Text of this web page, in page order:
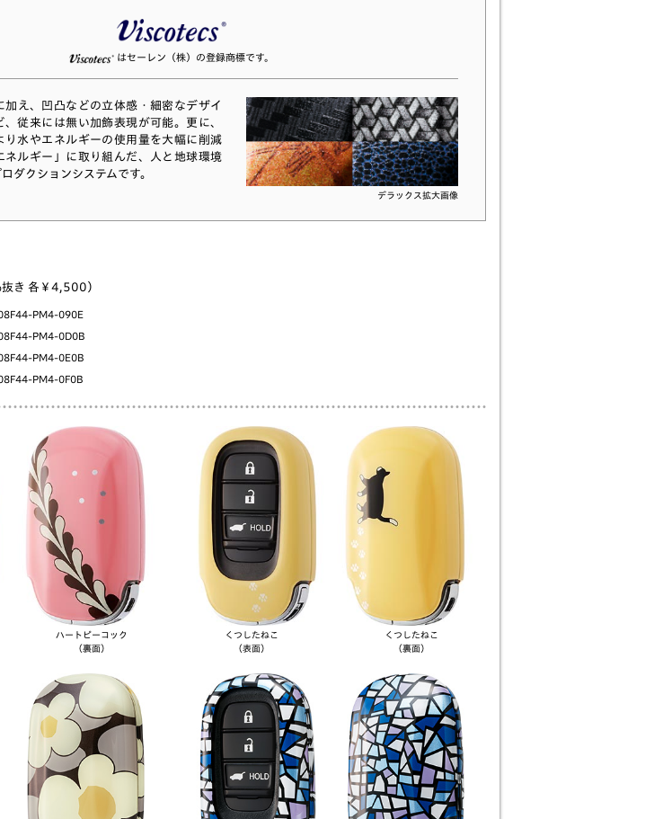
はセーレン（株）の登録商標です。
え、凹凸などの立体感・細密なデザイ
、従来には無い加飾表現が可能。更に、
り水やエネルギーの使用量を大幅に削減
ネルギー」に取り組んだ、人と地球環境
ダクションシステムです。
デラックス拡大画像
抜き 各￥4,500）
PM4-090E
PM4-0D0B
PM4-0E0B
PM4-0F0B
ハート ピーコック
（裏面）
くつしたねこ
（表面）
くつしたねこ
（裏面）